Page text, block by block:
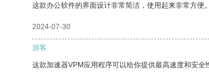
这款办公软件的界面设计非常简洁，使用起来非常方便
2024-07-30
游客
这款加速器VPM应用程序可以给你提供最高速度和安全